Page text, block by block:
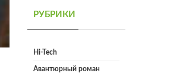
РУБРИКИ
Hi-Tech
Авантюрный роман